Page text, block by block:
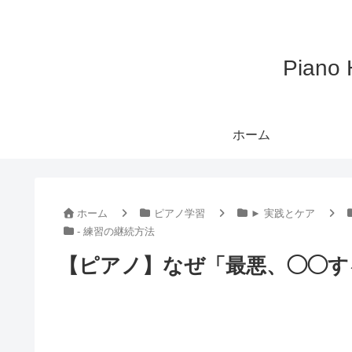
Piano
ホーム
ホーム ピアノ学習
► 実践とケア
- 練習の継続方法
【ピアノ】なぜ「最悪、◯◯